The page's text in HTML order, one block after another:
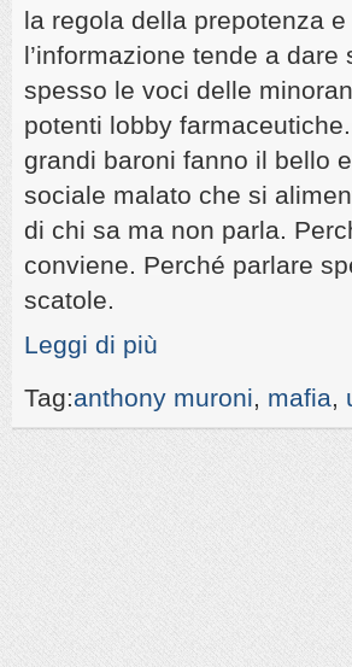
la regola della prepotenza
l’informazione tende a
spesso le voci delle
potenti lobby
grandi baroni fanno il bello
sociale malato che si
di chi sa ma non parla.
conviene. Perché parlare
scatole.
Leggi di più
Tag:anthony muroni, mafia,